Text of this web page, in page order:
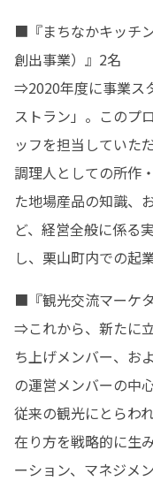
■『まちなかキッチ
創出事業）』2名
⇒2020年度に事業ス
ストラン」。このプ
ッフを担当していた
調理人としての所作
た地場産品の知識、
ど、経営全般に係る
し、栗山町内での起
■『観光交流マーケ
⇒これから、新たに
ち上げメンバー、お
の運営メンバーの中
従来の観光にとらわ
在り方を戦略的に生
ーション、マネジメ